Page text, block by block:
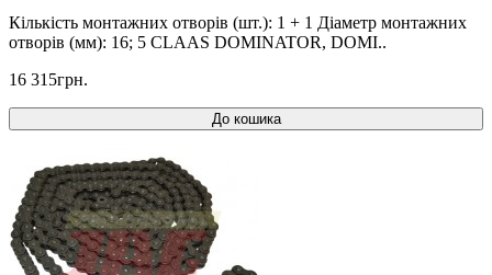
Кількість монтажних отворів (шт.): 1 + 1 Діаметр монтажних
отворів (мм): 16; 5 CLAAS DOMINATOR, DOMI..
16 315грн.
До кошика